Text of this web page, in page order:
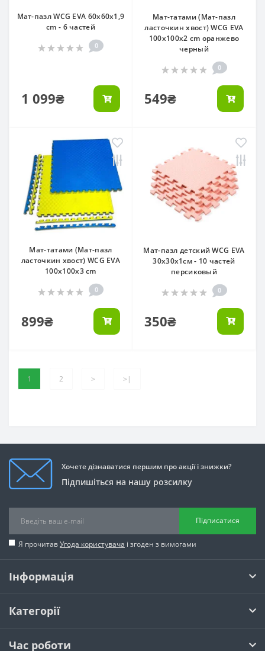
Мат-пазл WCG EVA 60х60х1,9
cm - 6 частей
0
1 099₴
Мат-татами (Мат-пазл
ласточкин хвост) WCG EVA
100х100х2 cm оранжево
черный
0
549₴
Мат-татами (Мат-пазл
ласточкин хвост) WCG EVA
100х100х3 cm
0
899₴
Мат-пазл детский WCG EVA
30х30х1см - 10 частей
персиковый
0
350₴
1 2 > >|
Хочете дізнаватися першим про акції і знижки?
Підпишіться на нашу розсилку
Підписатися
Я прочитавУгода користувача і згоден з вимогами
Інформація
Категорії
Час роботи